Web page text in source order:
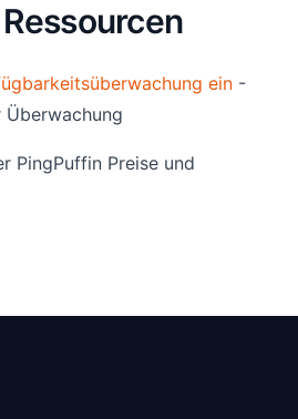
ein -
Überwachung
PingPuffin Preise und